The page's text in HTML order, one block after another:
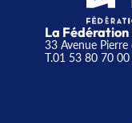
La
33 Avenue
T.01 53 80 70 00